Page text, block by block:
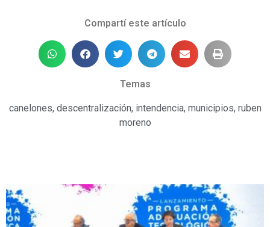
Compartí este artículo
Temas
canelones, descentralización, intendencia, municipios, ruben
moreno